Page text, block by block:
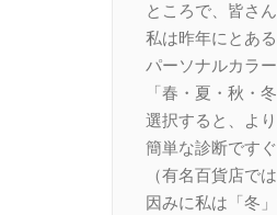
ところで、皆さ
私は昨年にとあ
パーソナルカラ
「春・夏・秋・
選択すると、よ
簡単な診断です
（有名百貨店で
因みに私は「冬」